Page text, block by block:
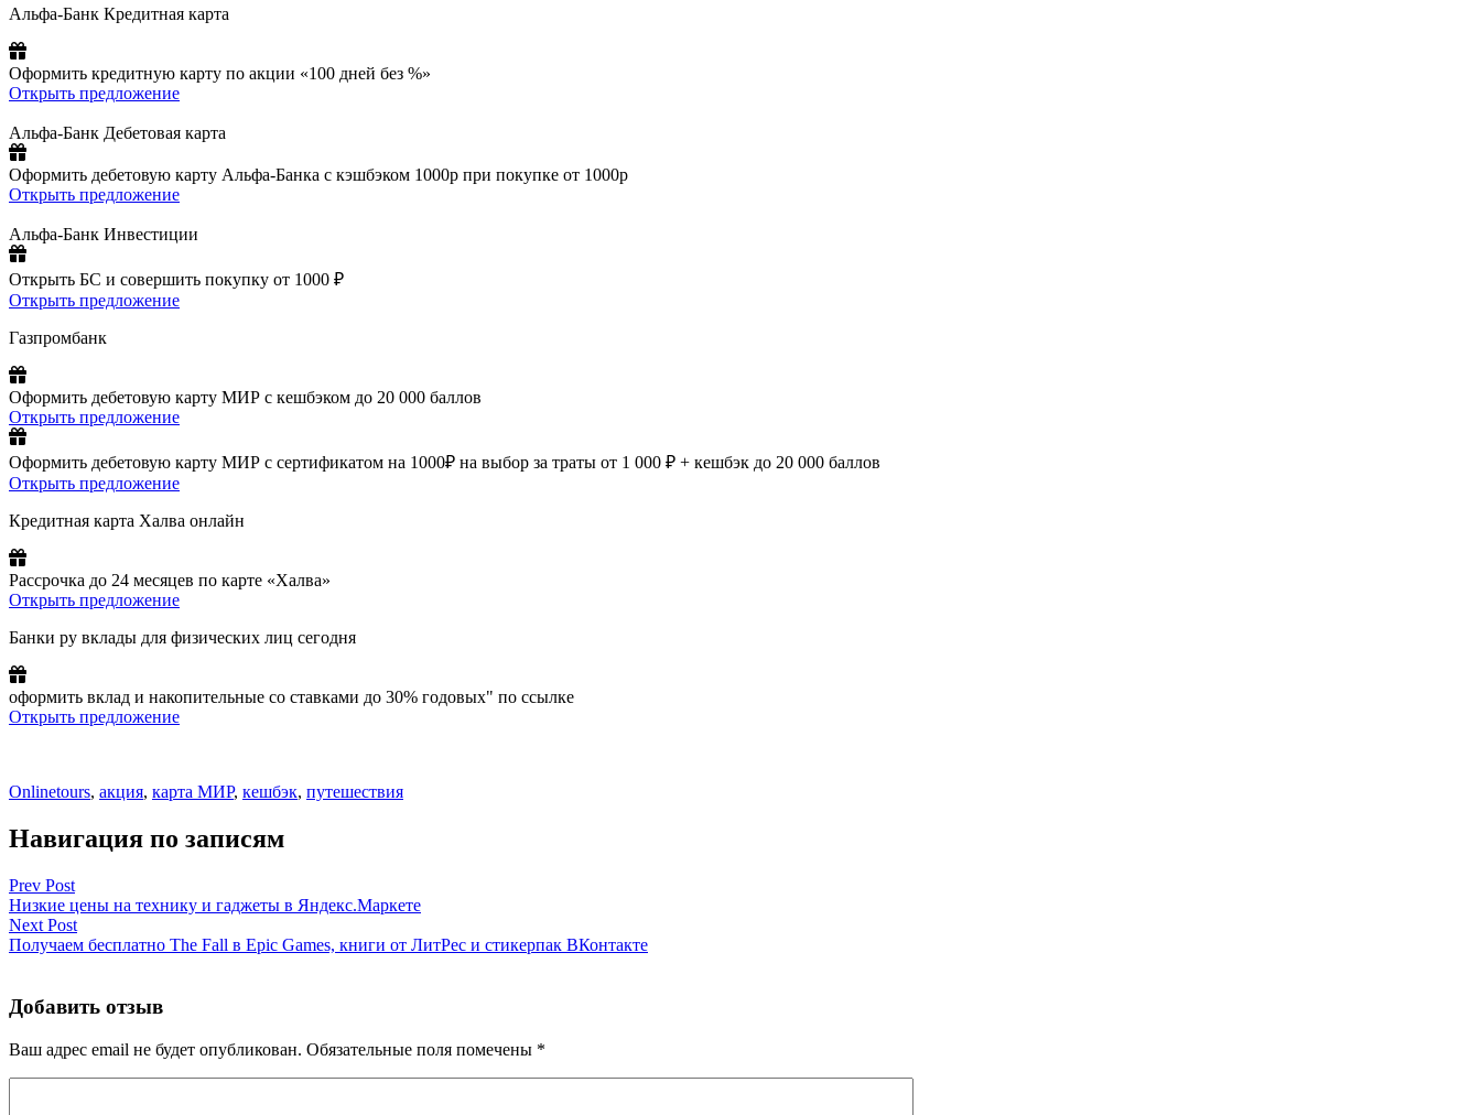
Альфа-Банк Кредитная карта
Оформить кредитную карту по акции «100 дней без %»
Открыть предложение
Альфа-Банк Дебетовая карта
Оформить дебетовую карту Альфа-Банка с кэшбэком 1000р при покупке от 1000р
Открыть предложение
Альфа-Банк Инвестиции
Открыть БС и совершить покупку от 1000 ₽
Открыть предложение
Газпромбанк
Оформить дебетовую карту МИР с кешбэком до 20 000 баллов
Открыть предложение
Оформить дебетовую карту МИР с сертификатом на 1000₽ на выбор за траты от 1 000 ₽ + кешбэк до 20 000 баллов
Открыть предложение
Кредитная карта Халва онлайн
Рассрочка до 24 месяцев по карте «Халва»
Открыть предложение
Банки ру вклады для физических лиц сегодня
оформить вклад и накопительные со ставками до 30% годовых" по ссылке
Открыть предложение
Onlinetours, акция, карта МИР, кешбэк, путешествия
Навигация по записям
Prev Post
Низкие цены на технику и гаджеты в Яндекс.Маркете
Next Post
Получаем бесплатно The Fall в Epic Games, книги от ЛитРес и стикерпак ВКонтакте
Добавить отзыв
Ваш адрес email не будет опубликован. Обязательные поля помечены *